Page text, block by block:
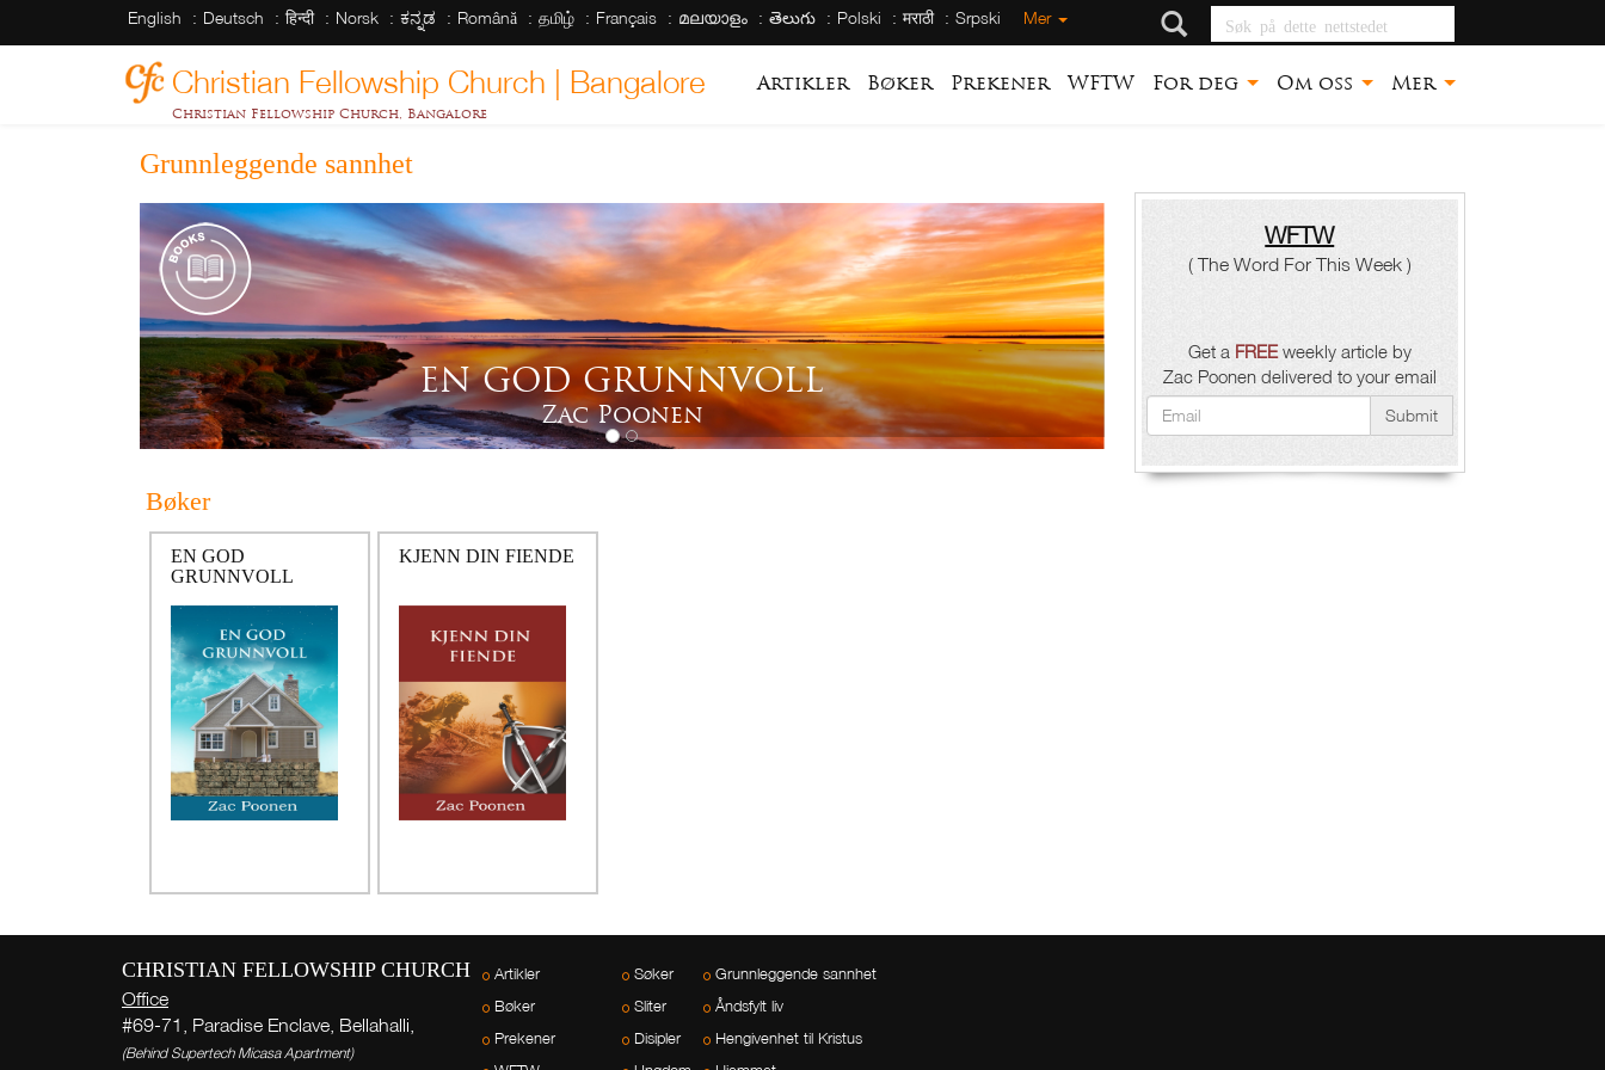
English Deutsch हिन्दी Norsk ಕನ್ನಡ Română தமிழ் Français മലയാളം తెలుగు Polski मराठी Srpski Mer
Søk på dette
nettstedet
Christian Fellowship Church | Bangalore
Christian Fellowship Church, Bangalore
Artikler Bøker Prekener WFTW For deg Om oss Mer
Grunnleggende sannhet
EN GOD GRUNNVOLL
Zac Poonen
Bøker
EN GOD
GRUNNVOLL
KJENN DIN FIENDE
WFTW
( The Word For This Week )
Get a FREEweekly article by
Zac Poonen delivered to your email
Submit
CHRISTIAN FELLOWSHIP CHURCH
Office
#69-71, Paradise Enclave, Bellahalli,
(Behind Supertech Micasa Apartment)
Artikler
Bøker
Prekener
Søker
Sliter
Disipler
Grunnleggende sannhet
Åndsfylt liv
Hengivenhet til Kristus